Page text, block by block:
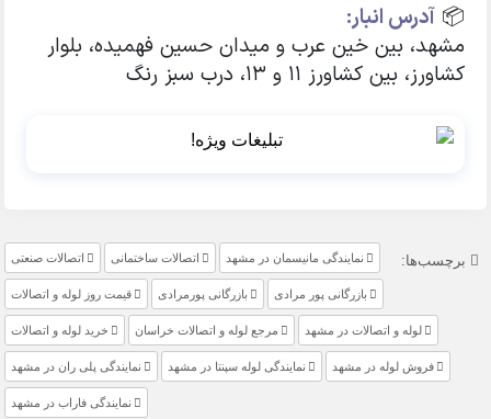
📦 آدرس انبار:
مشهد، بین خین عرب و میدان حسین فهمیده، بلوار
کشاورز، بین کشاورز 11 و 13، درب سبز رنگ
برچسب‌ها: نمایندگی مانیسمان در مشهد اتصالات ساختمانی اتصالات صنعتی
بازرگانی پور مرادی بازرگانی پورمرادی قیمت روز لوله و اتصالات
لوله و اتصالات در مشهد مرجع لوله و اتصالات خراسان خرید لوله و اتصالات
فروش لوله در مشهد نمایندگی لوله سپنتا در مشهد نمایندگی پلی ران در مشهد
نمایندگی فاراب در مشهد